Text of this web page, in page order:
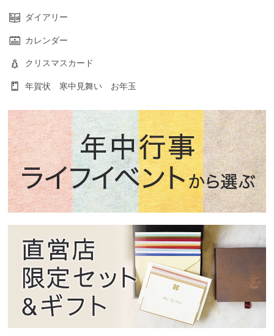
ダイアリー
カレンダー
クリスマスカード
年賀状 寒中見舞い お年玉